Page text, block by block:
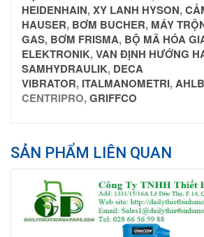
HEIDENHAIN,XY LANH HYSON,
HAUSER, BƠM BUCHER, MÁY
GAS, BƠM FRISMA, BỘ MÃ HÓA
ELEKTRONIK,VAN ĐỊNH HƯỚNG
SAMHYDRAULIK, DECA
VIBRATOR, ITALMANOMETRI,
CENTRIPRO,GRIFFCO
SẢN PHẨM LIÊN QUAN